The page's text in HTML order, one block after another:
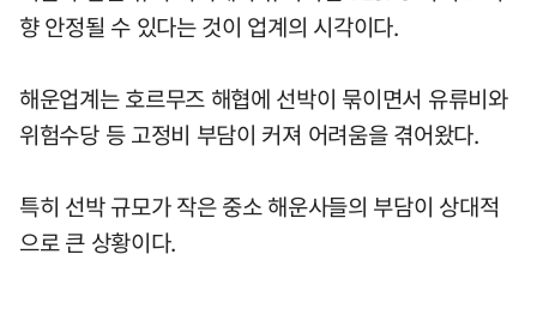
향 안정될 수 있다는 것이 업계의 시각이다.
해운업계는 호르무즈 해협에 선박이 묶이면서 유류비와
위험수당 등 고정비 부담이 커져 어려움을 겪어왔다.
특히 선박 규모가 작은 중소 해운사들의 부담이 상대적
으로 큰 상황이다.